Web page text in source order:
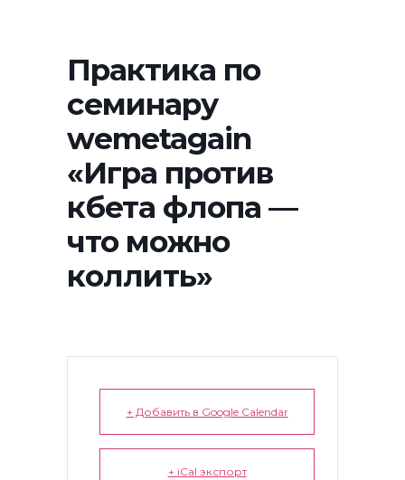
Практика по
семинару
wemetagain
«Игра против
кбета флопа —
что можно
коллить»
+ Добавить в Google Calendar
+ iCal экспорт